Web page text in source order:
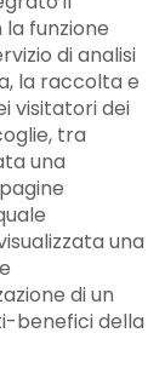
funzione
di analisi
la raccolta e
visitatori dei
tra
una
una
di un
benefici della